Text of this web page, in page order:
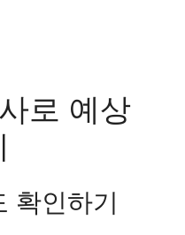
로 예상
확인하기